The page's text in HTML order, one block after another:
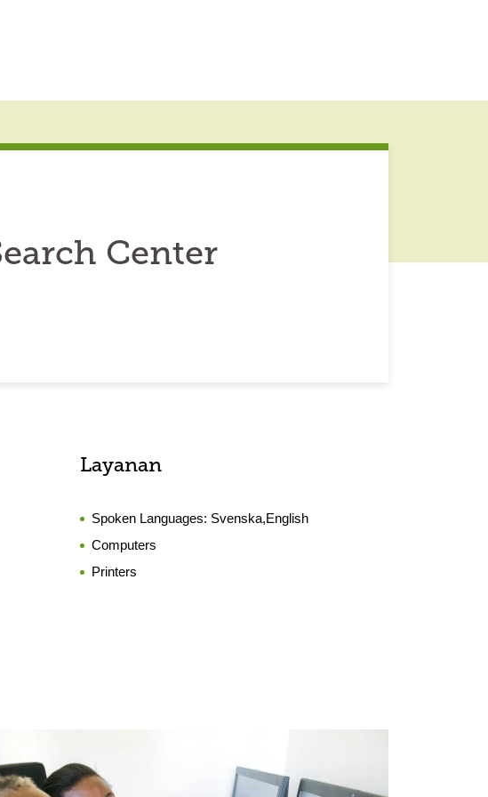
Center
Layanan
Spoken Languages: Svenska,English
Computers
Printers